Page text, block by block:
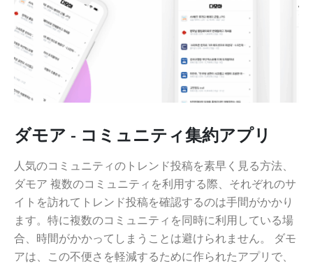
ダモア - コミュニティ集約アプリ
人気のコミュニティのトレンド投稿を素早く見る方法、
ダモア 複数のコミュニティを利用する際、それぞれのサ
イトを訪れてトレンド投稿を確認するのは手間がかかり
ます。特に複数のコミュニティを同時に利用している場
合、時間がかかってしまうことは避けられません。 ダモ
アは、この不便さを軽減するために作られたアプリで、